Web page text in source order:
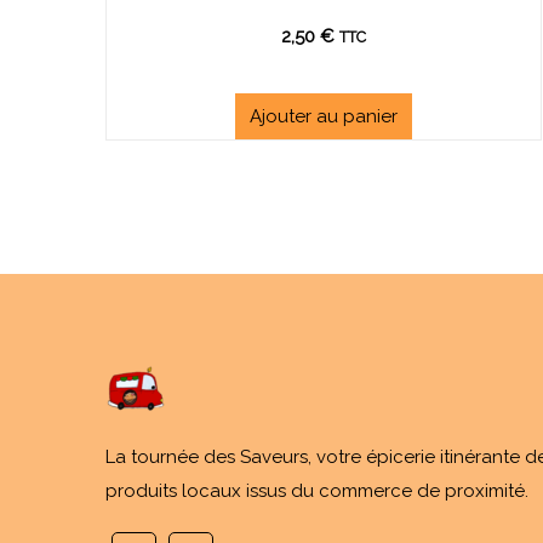
2,50 € TTC
Ajouter au panier
La tournée des Saveurs, votre épicerie itinérante
produits locaux issus du commerce de proximité.